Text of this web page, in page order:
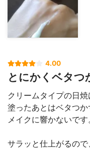
4.00
とにかくベタつ
クリームタイプの日焼
塗ったあとはベタつか
メイクに響かないです
サラッと仕上がるので